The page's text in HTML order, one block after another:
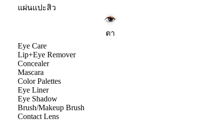
แผ่นแปะสิว
ตา
Eye Care
Lip+Eye Remover
Concealer
Mascara
Color Palettes
Eye Liner
Eye Shadow
Brush/Makeup Brush
Contact Lens